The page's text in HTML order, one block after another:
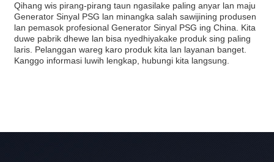
Qihang wis pirang-pirang taun ngasilake paling anyar lan maju
Generator Sinyal PSG lan minangka salah sawijining produsen
lan pemasok profesional Generator Sinyal PSG ing China. Kita
duwe pabrik dhewe lan bisa nyedhiyakake produk sing paling
laris. Pelanggan wareg karo produk kita lan layanan banget.
Kanggo informasi luwih lengkap, hubungi kita langsung.